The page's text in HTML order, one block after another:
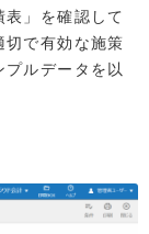
」を確認して
で有効な施策
ルデータを以